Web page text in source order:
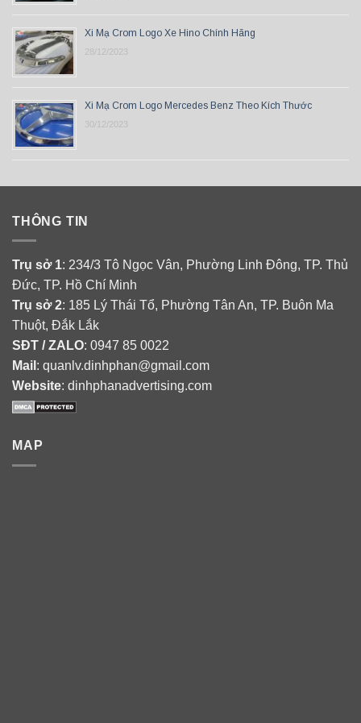
Xi Mạ Crom Logo Xe Hino Chính Hãng
28/12/2023
Xi Mạ Crom Logo Mercedes Benz Theo Kích Thước
30/12/2023
THÔNG TIN
Trụ sở 1: 234/3 Tô Ngọc Vân, Phường Linh Đông, TP. Thủ
Đức, TP. Hồ Chí Minh
Trụ sở 2: 185 Lý Thái Tổ, Phường Tân An, TP. Buôn Ma
Thuột, Đắk Lắk
SĐT / ZALO: 0947 85 0022
Mail : quanlv.dinhphan@gmail.com
Website: dinhphanadvertising.com
MAP